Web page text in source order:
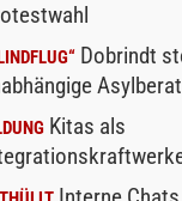
Dobrindt
Kitas als